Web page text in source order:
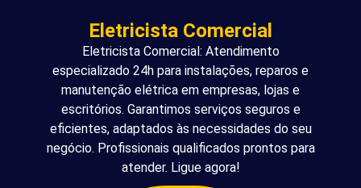
Eletricista Comercial
Eletricista Comercial: Atendimento
especializado 24h para instalações, reparos e
manutenção elétrica em empresas, lojas e
escritórios. Garantimos serviços seguros e
eficientes, adaptados às necessidades do seu
negócio. Profissionais qualificados prontos para
atender. Ligue agora!